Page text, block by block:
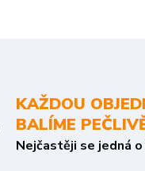
KAŽDOU
BALÍME
Nejčastěji se jedná